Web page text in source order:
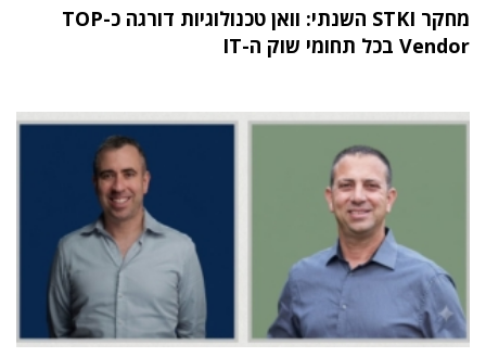
מחקר STKI השנתי: וואן טכנולוגיות דורגה כ-TOP
Vendor בכל תחומי שוק ה-IT